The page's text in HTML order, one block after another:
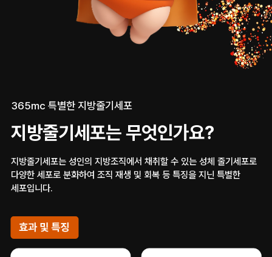
365mc 특별한 지방줄기세포
지방줄기세포는 무엇인가요?
지방줄기세포는 성인의 지방조직에서 채취할 수 있는 성체 줄기세포로
다양한 세포로 분화하여 조직 재생 및 회복 등 특징을 지닌 특별한
세포입니다.